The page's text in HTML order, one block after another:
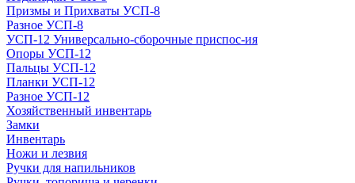
Призмы и Прихваты УСП-8
Разное УСП-8
УСП-12 Универсально-сборочные приспос-ия
Опоры УСП-12
Пальцы УСП-12
Планки УСП-12
Разное УСП-12
Хозяйственный инвентарь
Замки
Инвентарь
Ножи и лезвия
Ручки для напильников